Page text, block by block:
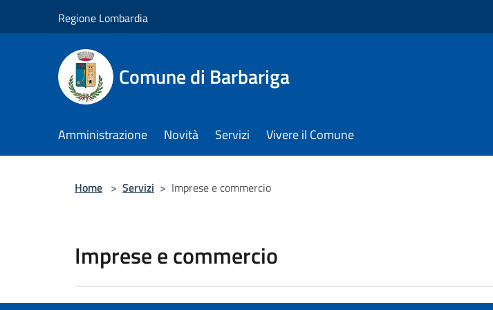
Regione Lombardia
Comune di Barbariga
Amministrazione Novità Servizi Vivere il Comune
Home > Servizi > Imprese e commercio
Imprese e commercio